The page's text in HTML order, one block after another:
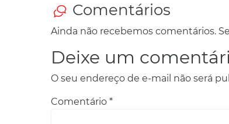
Comentários
Ainda não recebemos comentários.
Deixe um
O seu endereço de e-mail não será
Comentário *